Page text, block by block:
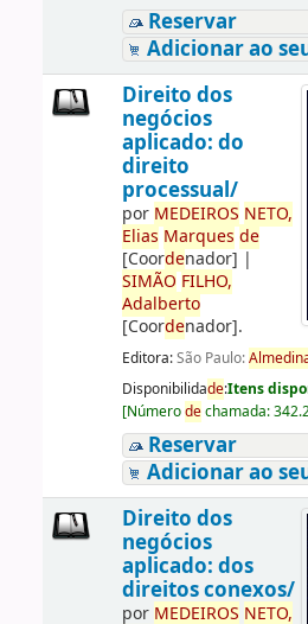
Reservar
Adicionar ao
Direito dos
negócios
aplicado: do
direito
processual/
por MEDEIROS NETO,
Elias Marques de
[Coordenador] |
SIMÃO FILHO,
Adalberto
[Coordenador].
Editora:São Paulo:
Disponibilidade:Itens
[Númerodechamada:
Reservar
Adicionar ao
Direito dos
negócios
aplicado: dos
direitos conexos/
por MEDEIROS NETO,